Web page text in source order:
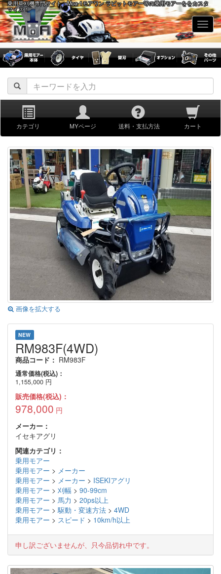
乗用草刈機専門サイト：Moa-1モアワン ラビットモアー等の乗用モアーををカスタ
マイズ！
カテゴリ MYページ 送料・支払方法 カート
画像を拡大する
NEW
RM983F(4WD)
商品コード： RM983F
通常価格(税込)：
1,155,000 円
販売価格(税込)：
978,000 円
メーカー：
イセキアグリ
関連カテゴリ：
乗用モアー
乗用モアー > メーカー
乗用モアー > メーカー > ISEKIアグリ
乗用モアー > 刈幅 > 90-99cm
乗用モアー > 馬力 > 20ps以上
乗用モアー >駆動・変速方法 > 4WD
乗用モアー > スピード > 10km/h以上
申し訳ございませんが、只今品切れ中です。